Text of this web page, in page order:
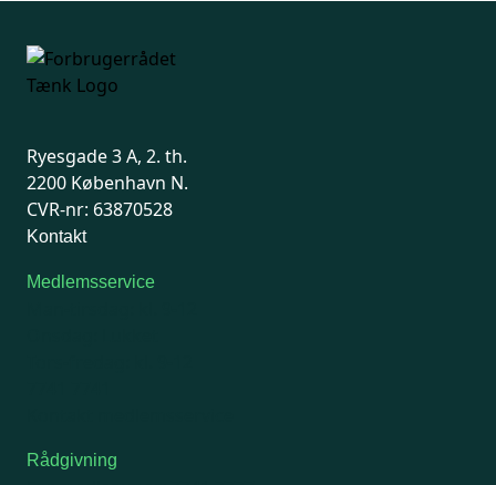
Ryesgade 3 A, 2. th.
2200 København N.
CVR-nr: 63870528
Kontakt
Medlemsservice
Rådgivning